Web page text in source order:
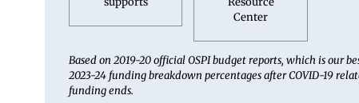
Center
Based on 2019-20 official OSPI budget reports, which is our
2023-24 funding breakdown percentages after COVID-19
funding ends.